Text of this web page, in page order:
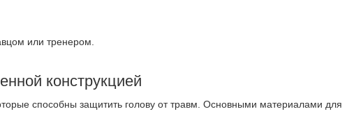
или тренером.
конструкцией
способны защитить голову от травм. Основными материалами для